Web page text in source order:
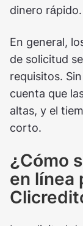
dinero rápido.
En general,
de solicitud
requisitos.
cuenta que
altas, y el
corto.
¿Cómo
en línea